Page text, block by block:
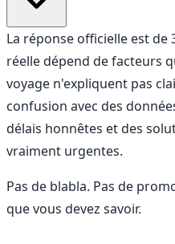
La réponse officielle est de
réelle dépend de facteurs
voyage n'expliquent pas
confusion avec des
délais honnêtes et des
vraiment urgentes.
Pas de blabla. Pas de
que vous devez savoir.